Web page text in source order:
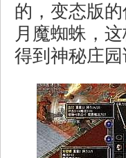
的，变态版
月魔蜘蛛，
得到神秘庄